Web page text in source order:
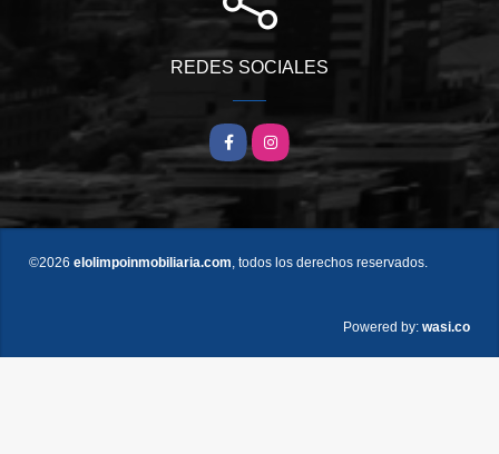
REDES SOCIALES
FacebookInstagram
©2026 elolimpoinmobiliaria.com, todos los derechos reservados.
Powered by: wasi.co